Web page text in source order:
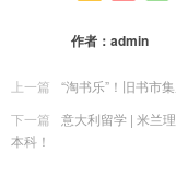
作者： admin
上一篇
“淘书乐”！旧书市
下一篇
意大利留学 | 米兰
本科！